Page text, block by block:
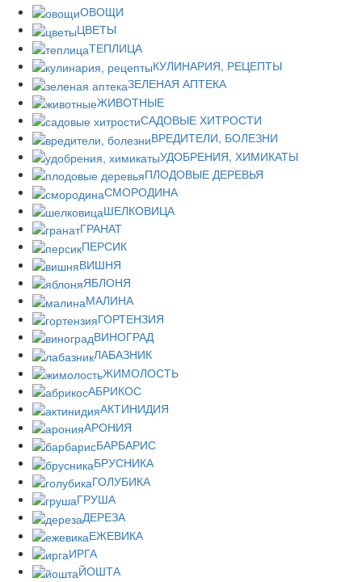
ОВОЩИ
ЦВЕТЫ
ТЕПЛИЦА
КУЛИНАРИЯ, РЕЦЕПТЫ
ЗЕЛЕНАЯ АПТЕКА
ЖИВОТНЫЕ
САДОВЫЕ ХИТРОСТИ
ВРЕДИТЕЛИ, БОЛЕЗНИ
УДОБРЕНИЯ, ХИМИКАТЫ
ПЛОДОВЫЕ ДЕРЕВЬЯ
СМОРОДИНА
ШЕЛКОВИЦА
ГРАНАТ
ПЕРСИК
ВИШНЯ
ЯБЛОНЯ
МАЛИНА
ГОРТЕНЗИЯ
ВИНОГРАД
ЛАБАЗНИК
ЖИМОЛОСТЬ
АБРИКОС
АКТИНИДИЯ
АРОНИЯ
БАРБАРИС
БРУСНИКА
ГОЛУБИКА
ГРУША
ДЕРЕЗА
ЕЖЕВИКА
ИРГА
ЙОШТА